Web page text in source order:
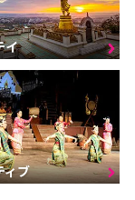
イ
ィブ